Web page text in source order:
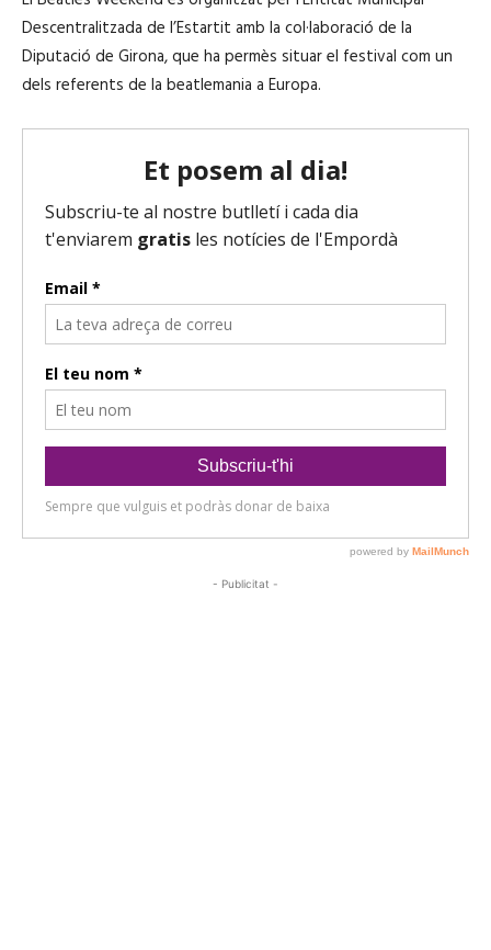
Descentralitzada de l’Estartit amb la col·laboració de la
Diputació de Girona, que ha permès situar el festival com un
dels referents de la beatlemania a Europa.
- Publicitat -